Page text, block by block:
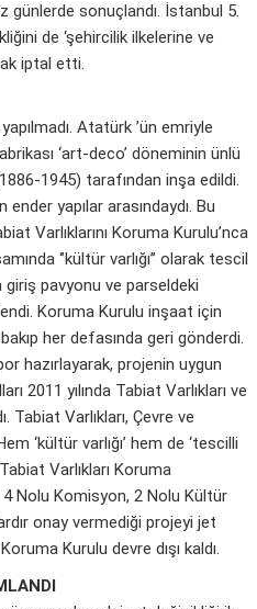
günlerde sonuçlandı. İstanbul 5.
de ‘şehircilik ilkelerine ve
iptal etti.
Atatürk ’ün emriyle
‘art-deco’ döneminin ünlü
1945) tarafından inşa edildi.
yapılar arasındaydı. Bu
Varlıklarını Koruma Kurulu’nca
‘’kültür varlığı’’ olarak tescil
giriş pavyonu ve parseldeki
Koruma Kurulu inşaat için
her defasında geri gönderdi.
hazırlayarak, projenin uygun
2011 yılında Tabiat Varlıkları ve
Tabiat Varlıkları, Çevre ve
‘kültür varlığı’ hem de ‘tescilli
Varlıkları Koruma
4 Nolu Komisyon, 2 Nolu Kültür
onay vermediği projeyi jet
Kurulu devre dışı kaldı.